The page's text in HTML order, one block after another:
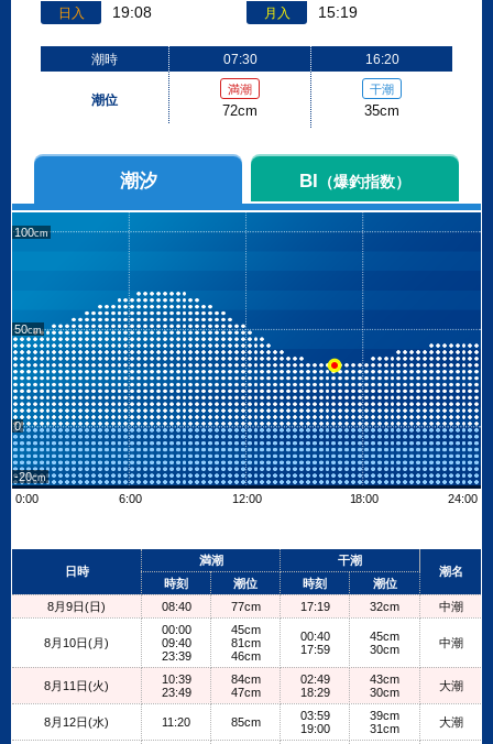
日入 19:08 月入 15:19
潮時
潮位
07:30
満潮
72cm
16:20
干潮
35cm
潮汐 BI （爆釣指数）
100
50
0
-20
0:00
6:00 12:00 18:00 24:00
+
日時
満潮
干潮
潮名
時刻
潮位 時刻
潮位
8月9日(日)
08:40 77cm 17:19 32cm 中潮
8月10日(月)
00:00
09:40
23:39
45cm
81cm
46cm
00:40
17:59
45cm
30cm
中潮
8月11日(火)
10:39
23:49
84cm
47cm
02:49
18:29
43cm
30cm
大潮
8月12日(水) 11:20 85cm
03:59
19:00
39cm
31cm
大潮